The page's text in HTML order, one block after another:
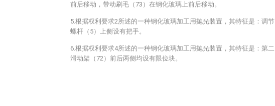
前后移动，带动刷毛（73）在钢化玻璃上前后移动。
5.根据权利要求2所述的一种钢化玻璃加工用抛光装置，其特征是：调节
螺杆（5）上侧设有把手。
6.根据权利要求4所述的一种钢化玻璃加工用抛光装置，其特征是：第二
滑动架（72）前后两侧均设有限位块。